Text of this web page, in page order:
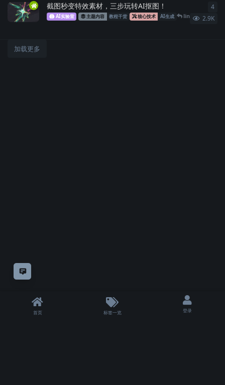
意见反馈
截图秒变特效素材，三步玩转AI抠图！
AI实验室 主题内容 教程干货 核心技术 AI生成 line923 回复于
2.9K
4
加载更多
首页 标签一览 登录